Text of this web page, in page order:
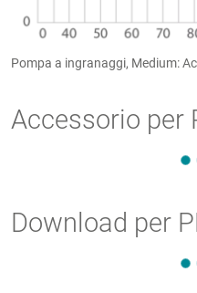
Pompa a ingranaggi, Medium:
Accessorio per
Download per